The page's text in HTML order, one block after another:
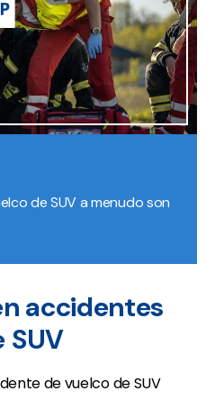
de SUV a menudo son
accidentes
SUV
de vuelco de SUV